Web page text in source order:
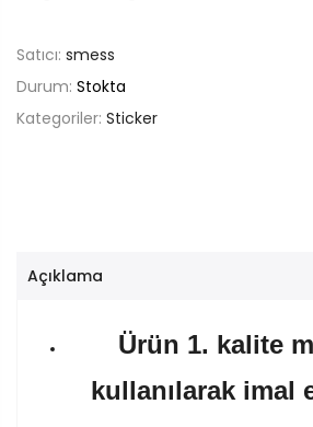
Satıcı: smess
Durum: Stokta
Kategoriler: Sticker
Açıklama
Ürün 1. kalite
kullanılarak imal